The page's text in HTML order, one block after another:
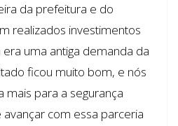
da prefeitura e do
realizados investimentos
era uma antiga demanda da
ficou muito bom, e nós
para a segurança
com essa parceria